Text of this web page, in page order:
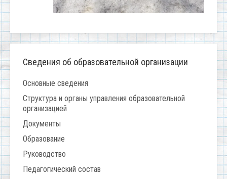
Сведения об образовательной организации
Основные сведения
Структура и органы управления образовательной
организацией
Документы
Образование
Руководство
Педагогический состав